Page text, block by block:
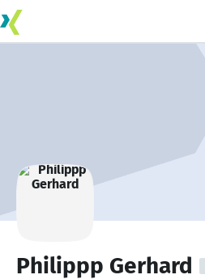
Philippp Gerhard